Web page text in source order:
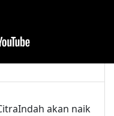
akan naik